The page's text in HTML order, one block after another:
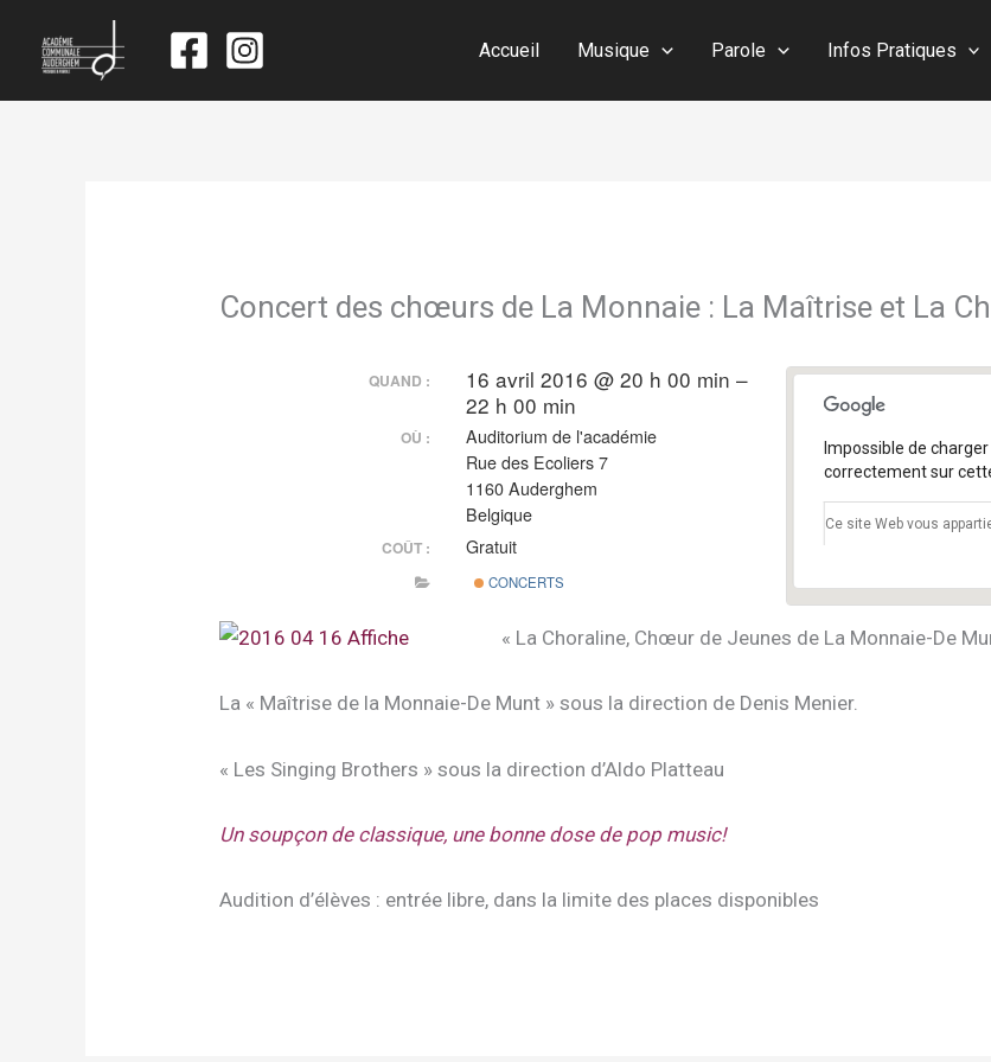
Accueil Musique Parole Infos Pratiques
Concert des chœurs de La Monnaie : La Maîtrise et La
Impossible de
correctement sur
Ce site Web vous
QUAND :
16 avril 2016 @ 20 h 00 min –
22 h 00 min
OÙ :
Auditorium de l'académie
Rue des Ecoliers 7
1160 Auderghem
Belgique
COÛT : Gratuit
CONCERTS
« La Choraline, Chœur de Jeunes de La Monnaie-De
La « Maîtrise de la Monnaie-De Munt » sous la direction de Denis Menier.
« Les Singing Brothers » sous la direction d’Aldo Platteau
Un soupçon de classique, une bonne dose de pop music!
Audition d’élèves : entrée libre, dans la limite des places disponibles